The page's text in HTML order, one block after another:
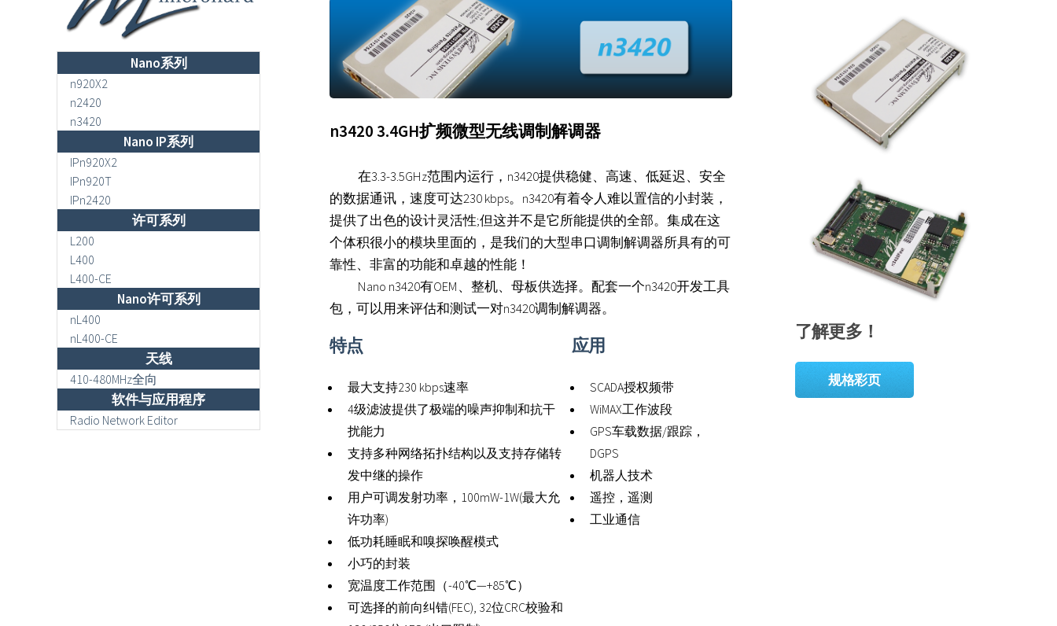
Nano系列
n920X2
n2420
n3420
Nano IP系列
IPn920X2
IPn920T
IPn2420
许可系列
L200
L400
L400-CE
Nano许可系列
nL400
nL400-CE
天线
410-480MHz全向
软件与应用程序
Radio Network Editor
n3420 3.4GH扩频微型无线调制解调器
在3.3-3.5GHz范围内运行，n3420提供稳健、高速、低延迟、安全
的数据通讯，速度可达230 kbps。n3420有着令人难以置信的小封装，
提供了出色的设计灵活性;但这并不是它所能提供的全部。集成在这
个体积很小的模块里面的，是我们的大型串口调制解调器所具有的可
靠性、非富的功能和卓越的性能！
Nano n3420有OEM、整机、母板供选择。配套一个n3420开发工具
包，可以用来评估和测试一对n3420调制解调器。
特点
最大支持230 kbps速率
4级滤波提供了极端的噪声抑制和抗干
扰能力
支持多种网络拓扑结构以及支持存储转
发中继的操作
用户可调发射功率，100mW-1W(最大允
许功率)
低功耗睡眠和嗅探唤醒模式
小巧的封装
宽温度工作范围（-40℃—+85℃）
可选择的前向纠错(FEC), 32位CRC校验和
应用
SCADA授权频带
WiMAX工作波段
GPS车载数据/跟踪，
DGPS
机器人技术
遥控，遥测
工业通信
了解更多！
规格彩页